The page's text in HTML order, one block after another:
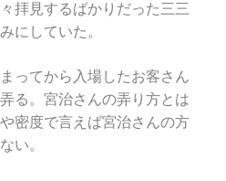
拝見するばかりだった三三
にしていた。
ってから入場したお客さん
る。宮治さんの弄り方とは
密度で言えば宮治さんの方
い。